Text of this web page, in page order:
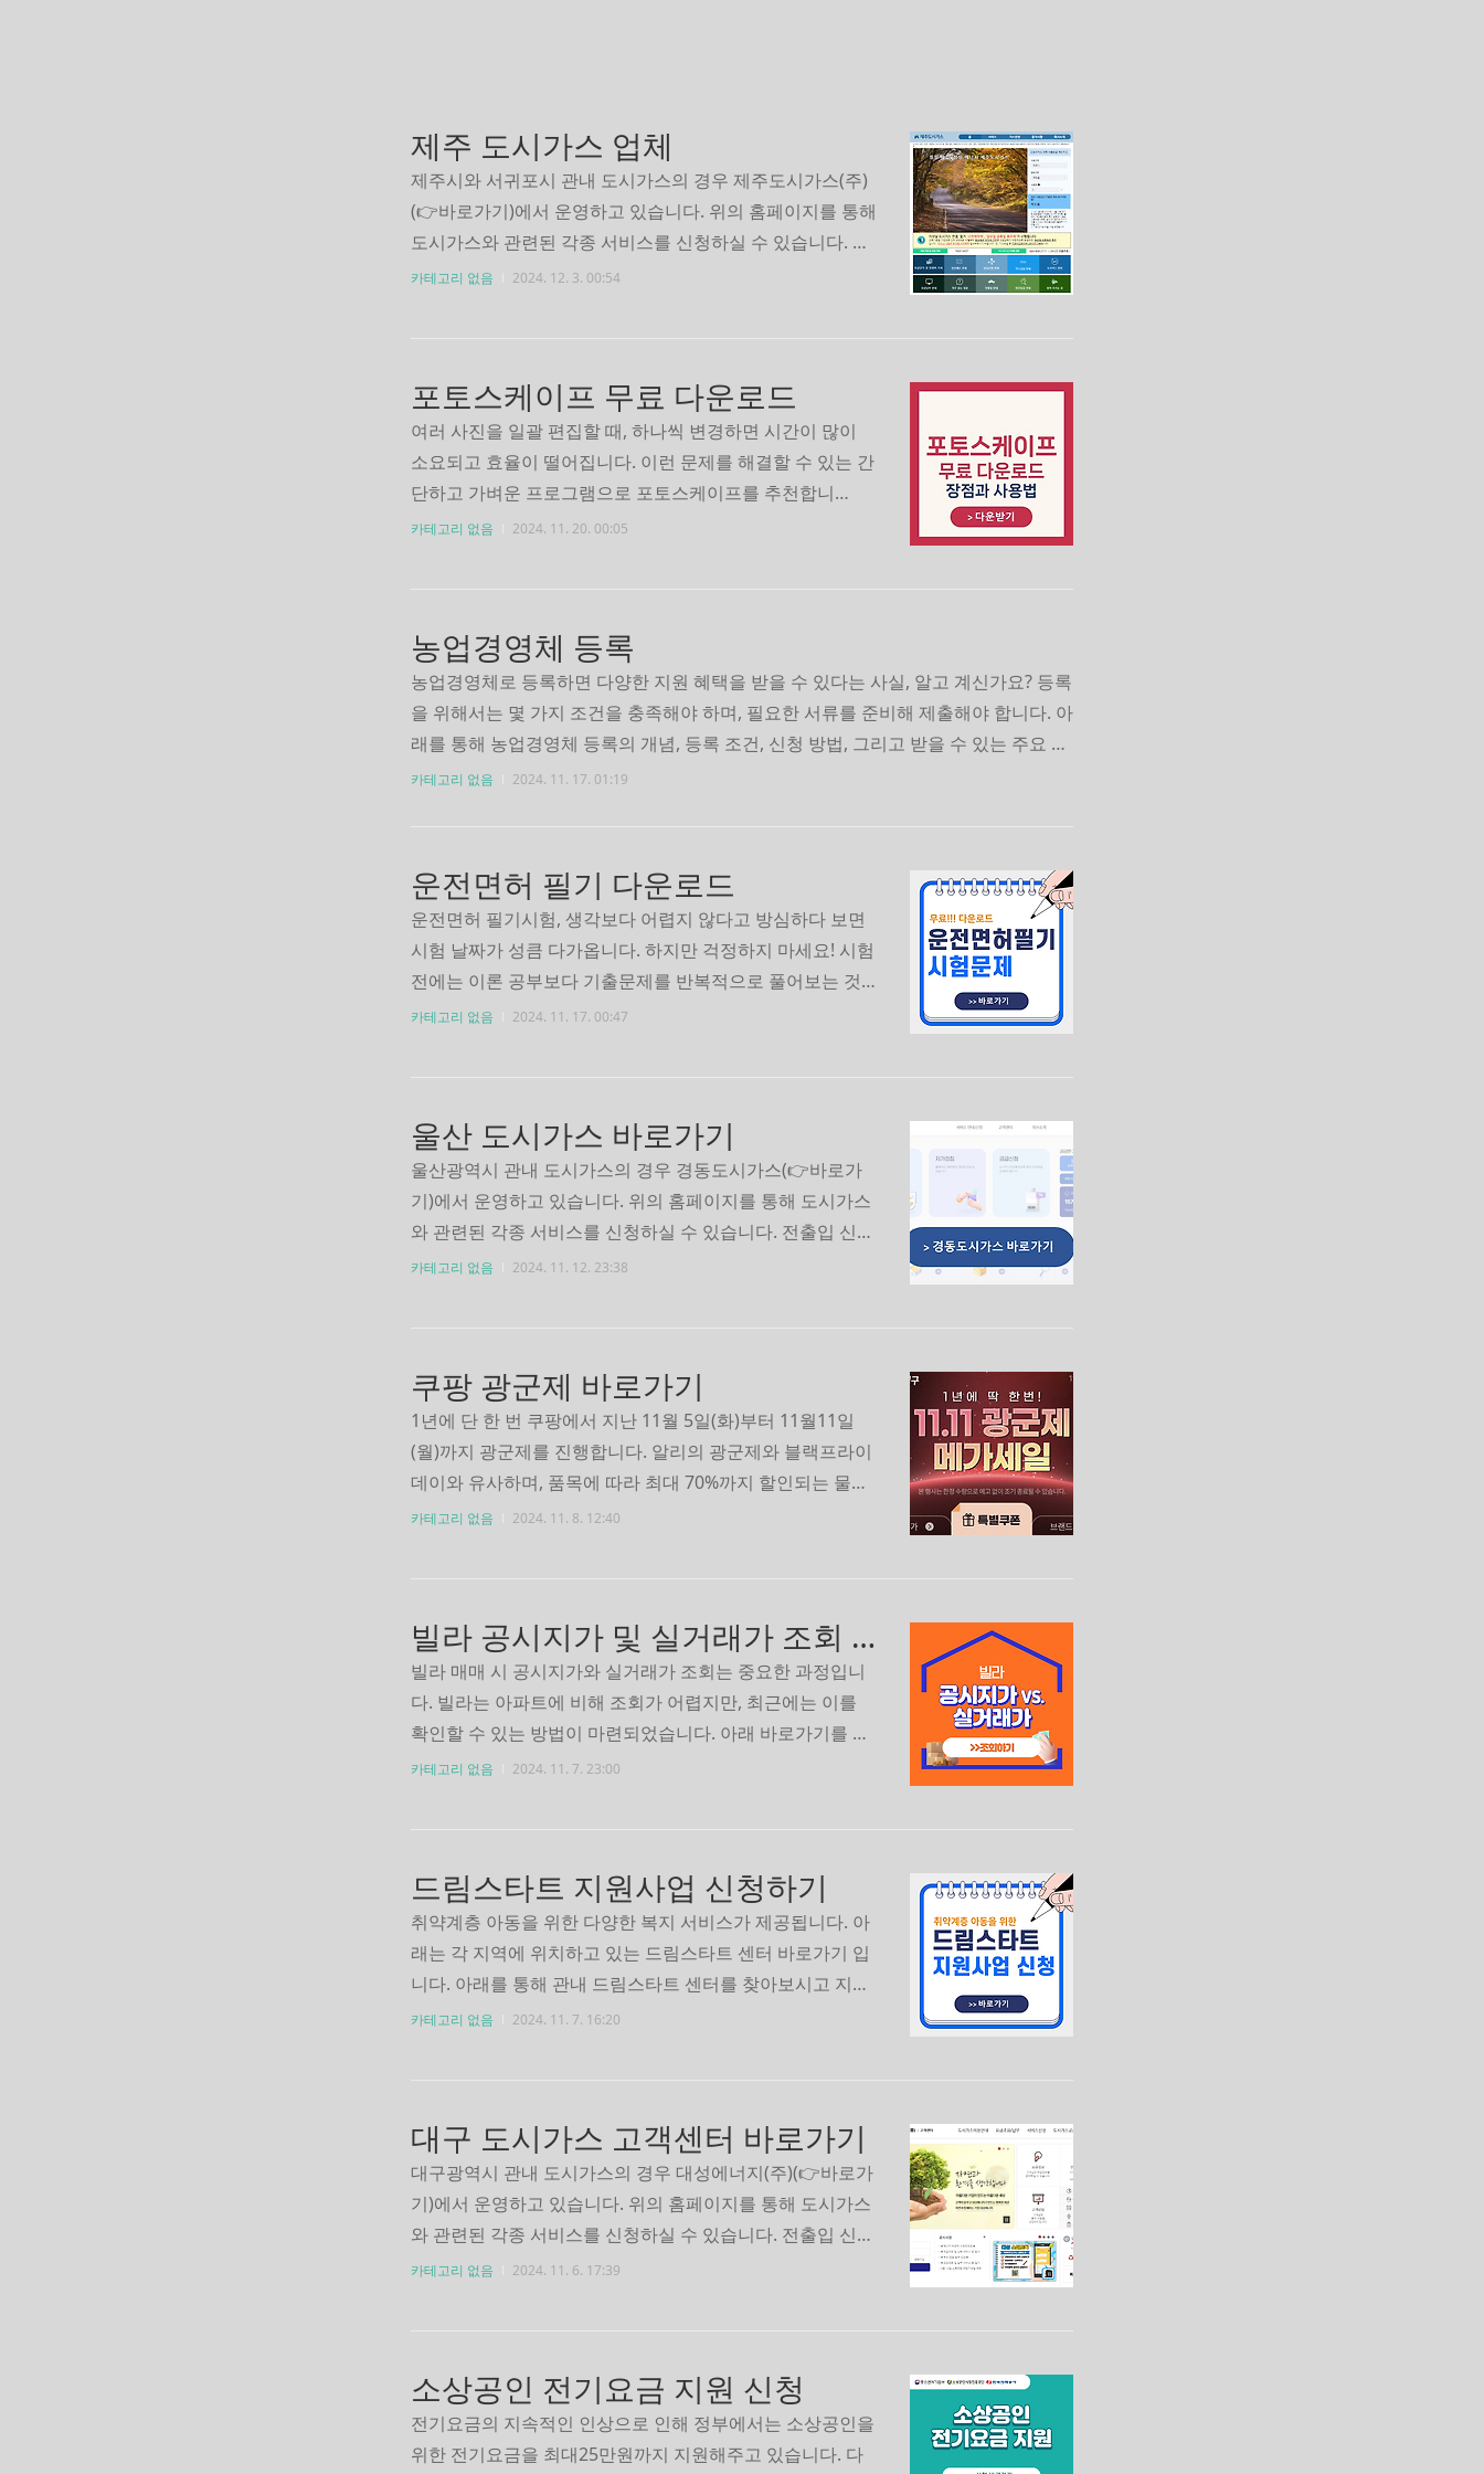
제주 도시가스 업체
제주시와 서귀포시 관내 도시가스의 경우 제주도시가스(주)
(👉바로가기)에서 운영하고 있습니다. 위의 홈페이지를 통해
도시가스와 관련된 각종 서비스를 신청하실 수 있습니다. 전
출입 신청과 요금조회와 기타 여러 가지 서비스(복지할인신
카테고리 없음 2024. 12. 3. 00:54
포토스케이프 무료 다운로드
여러 사진을 일괄 편집할 때, 하나씩 변경하면 시간이 많이
소요되고 효율이 떨어집니다. 이런 문제를 해결할 수 있는 간
단하고 가벼운 프로그램으로 포토스케이프를 추천합니
다. 이 프로그램은 속도가 빠르고 사용법이 쉬워 사진을 빠르
카테고리 없음 2024. 11. 20. 00:05
농업경영체 등록
농업경영체로 등록하면 다양한 지원 혜택을 받을 수 있다는 사실, 알고 계신가요? 등록
을 위해서는 몇 가지 조건을 충족해야 하며, 필요한 서류를 준비해 제출해야 합니다. 아
래를 통해 농업경영체 등록의 개념, 등록 조건, 신청 방법, 그리고 받을 수 있는 주요 혜
택과 추가 지원금을 알아보세요. 농업 관련 지원을 계획 중이라면, 지금부터 꼼꼼히 확
카테고리 없음 2024. 11. 17. 01:19
운전면허 필기 다운로드
운전면허 필기시험, 생각보다 어렵지 않다고 방심하다 보면
시험 날짜가 성큼 다가옵니다. 하지만 걱정하지 마세요! 시험
전에는 이론 공부보다 기출문제를 반복적으로 풀어보는 것
이 효과적입니다. 문제 유형을 익히고 주요 내용을 정리하는
기
카테고리 없음 2024. 11. 17. 00:47
울산 도시가스 바로가기
울산광역시 관내 도시가스의 경우 경동도시가스(👉바로가
기)에서 운영하고 있습니다. 위의 홈페이지를 통해 도시가스
와 관련된 각종 서비스를 신청하실 수 있습니다. 전출입 신청
과 요금조회와 기타 여러 가지 서비스(공급신청, 요금납부,
카테고리 없음 2024. 11. 12. 23:38
쿠팡 광군제 바로가기
1년에 단 한 번 쿠팡에서 지난 11월 5일(화)부터 11월11일
(월)까지 광군제를 진행합니다. 알리의 광군제와 블랙프라이
데이와 유사하며, 품목에 따라 최대 70%까지 할인되는 물건
도 있으니 이번기회를 통해 구매하시면 좋을 듯 싶습니다. 광
카테고리 없음 2024. 11. 8. 12:40
빌라 공시지가 및 실거래가 조회 바로가기
빌라 매매 시 공시지가와 실거래가 조회는 중요한 과정입니
다. 빌라는 아파트에 비해 조회가 어렵지만, 최근에는 이를
확인할 수 있는 방법이 마련되었습니다. 아래 바로가기를 통
해 빌라 공시지가와 실거래가 조회를 해보세요. 등기부등본
카테고리 없음 2024. 11. 7. 23:00
드림스타트 지원사업 신청하기
취약계층 아동을 위한 다양한 복지 서비스가 제공됩니다. 아
래는 각 지역에 위치하고 있는 드림스타트 센터 바로가기 입
니다. 아래를 통해 관내 드림스타트 센터를 찾아보시고 지원
되는 복지서비스 내용 확인 후 서비스 신청을 해보세요. 우
카테고리 없음 2024. 11. 7. 16:20
대구 도시가스 고객센터 바로가기
대구광역시 관내 도시가스의 경우 대성에너지(주)(👉바로가
기)에서 운영하고 있습니다. 위의 홈페이지를 통해 도시가스
와 관련된 각종 서비스를 신청하실 수 있습니다. 전출입 신청
과 요금조회와 기타 여러 가지 서비스(복지할인신청, 요금납
카테고리 없음 2024. 11. 6. 17:39
소상공인 전기요금 지원 신청
전기요금의 지속적인 인상으로 인해 정부에서는 소상공인을
위한 전기요금을 최대25만원까지 지원해주고 있습니다. 다